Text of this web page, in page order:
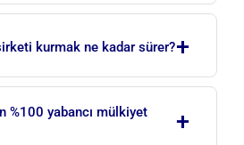
kurmak ne kadar sürer?+
birkaç iş günü içinde
süreçleri, gerekli faaliyet
%100 yabancı mülkiyet
+